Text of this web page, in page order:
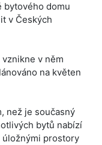
bytového domu
v Českých
v něm
na květen
než je současný
bytů nabízí
prostory